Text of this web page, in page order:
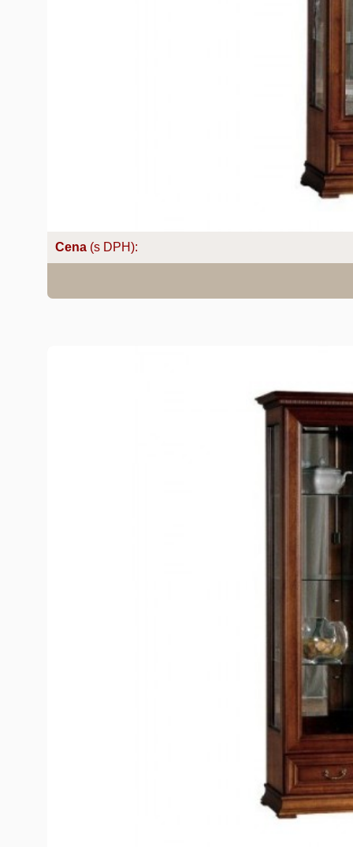
Cena (s DPH):